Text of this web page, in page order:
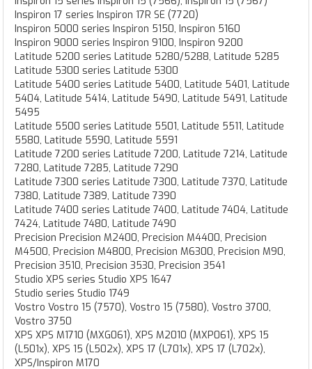
Inspiron 17 series Inspiron 17R SE (7720)
Inspiron 5000 series Inspiron 5150, Inspiron 5160
Inspiron 9000 series Inspiron 9100, Inspiron 9200
Latitude 5200 series Latitude 5280/5288, Latitude 5285
Latitude 5300 series Latitude 5300
Latitude 5400 series Latitude 5400, Latitude 5401, Latitude
5404, Latitude 5414, Latitude 5490, Latitude 5491, Latitude
5495
Latitude 5500 series Latitude 5501, Latitude 5511, Latitude
5580, Latitude 5590, Latitude 5591
Latitude 7200 series Latitude 7200, Latitude 7214, Latitude
7280, Latitude 7285, Latitude 7290
Latitude 7300 series Latitude 7300, Latitude 7370, Latitude
7380, Latitude 7389, Latitude 7390
Latitude 7400 series Latitude 7400, Latitude 7404, Latitude
7424, Latitude 7480, Latitude 7490
Precision Precision M2400, Precision M4400, Precision
M4500, Precision M4800, Precision M6300, Precision M90,
Precision 3510, Precision 3530, Precision 3541
Studio XPS series Studio XPS 1647
Studio series Studio 1749
Vostro Vostro 15 (7570), Vostro 15 (7580), Vostro 3700,
Vostro 3750
XPS XPS M1710 (MXG061), XPS M2010 (MXP061), XPS 15
(L501x), XPS 15 (L502x), XPS 17 (L701x), XPS 17 (L702x),
XPS/Inspiron M170